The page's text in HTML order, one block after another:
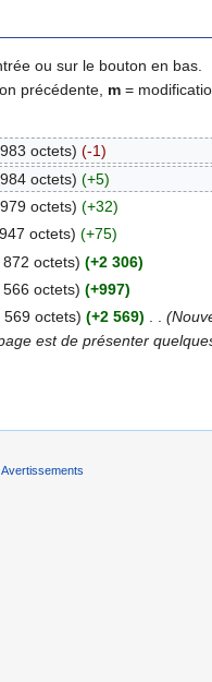
ou sur le bouton en bas.
précédente, m =
octets) (-1)
octets) (+5)
octets) (+32)
octets) (+75)
octets) (+2 306)
octets) (+997)
569 octets) (+2 569) . .
est de présenter
Avertissements